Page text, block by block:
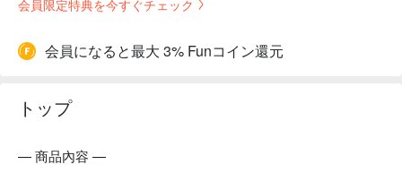
会員限定特典を今すぐチェック
会員になると最大 3% Funコイン還元
トップ
— 商品內容 —